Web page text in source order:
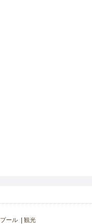
プール 観光